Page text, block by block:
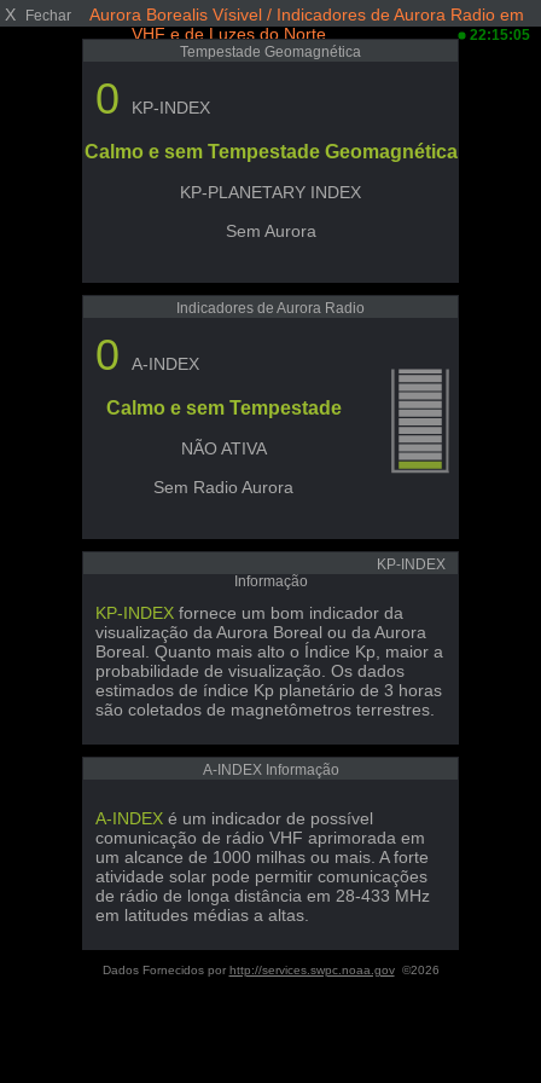
X Fechar
Aurora Borealis Vísivel / Indicadores de Aurora Radio em
VHF e de Luzes do Norte
22:15:05
Tempestade Geomagnética
0 KP-INDEX
Calmo e sem Tempestade Geomagnética
KP-PLANETARY INDEX
Sem Aurora
Indicadores de Aurora Radio
0 A-INDEX
Calmo e sem Tempestade
NÃO ATIVA
Sem Radio Aurora
KP-INDEX
Informação
KP-INDEX fornece um bom indicador da
visualização da Aurora Boreal ou da Aurora
Boreal. Quanto mais alto o Índice Kp, maior a
probabilidade de visualização. Os dados
estimados de índice Kp planetário de 3 horas
são coletados de magnetômetros terrestres.
A-INDEX Informação
A-INDEX é um indicador de possível
comunicação de rádio VHF aprimorada em
um alcance de 1000 milhas ou mais. A forte
atividade solar pode permitir comunicações
de rádio de longa distância em 28-433 MHz
em latitudes médias a altas.
Dados Fornecidos por http://services.swpc.noaa.gov©2026